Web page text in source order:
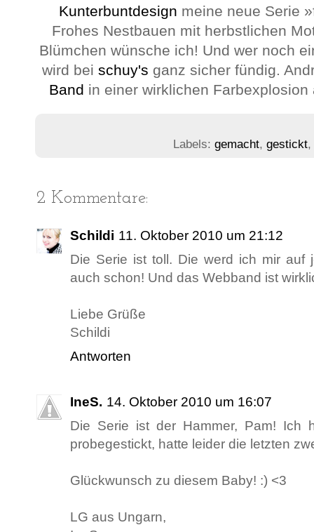
Kunterbuntdesign meine neue Serie
Frohes Nestbauen mit herbstlichen
Blümchen wünsche ich! Und wer noch
wird beischuy's ganz sicher fündig.
Band in einer wirklichen
Labels: gemacht, gestickt,
2 Kommentare:
Schildi 11. Oktober 2010 um 21:12
Die Serie ist toll. Die werd ich mir auf
auch schon! Und das Webband ist
Liebe Grüße
Schildi
Antworten
IneS. 14. Oktober 2010 um 16:07
Die Serie ist der Hammer, Pam! Ich
probegestickt, hatte leider die letzten
Glückwunsch zu diesem Baby! :) <3
LG aus Ungarn,